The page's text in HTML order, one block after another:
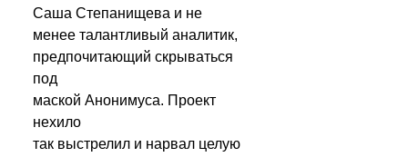
Саша Степанищева и не
менее талантливый аналитик,
предпочитающий скрываться
под
маской Анонимуса. Проект
нехило
так выстрелил и нарвал целую